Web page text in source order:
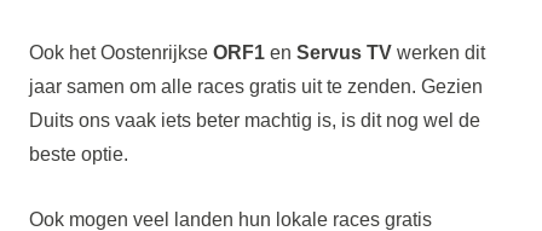
Ook het Oostenrijkse ORF1en Servus TVwerken dit
jaar samen om alle races gratis uit te zenden. Gezien
Duits ons vaak iets beter machtig is, is dit nog wel de
beste optie.
Ook mogen veel landen hun lokale races gratis